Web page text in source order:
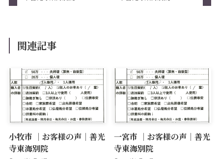
関連記事
小牧市 ｜お客様の声｜善光
寺東海別院
一宮市 ｜お客様の声｜善光
寺東海別院